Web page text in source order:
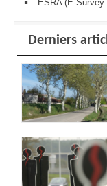
ESRA (E-
Derniers